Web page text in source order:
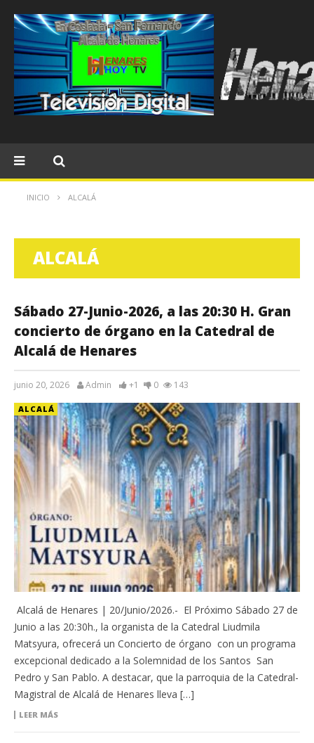
INICIO ALCALÁ
ALCALÁ
Sábado 27-Junio-2026, a las 20:30 H. Gran
concierto de órgano en la Catedral de
Alcalá de Henares
junio 20, 2026 Admin +1 0 143
ALCALÁ
Alcalá de Henares | 20/Junio/2026.- El Próximo Sábado 27 de
Junio a las 20:30h., la organista de la Catedral Liudmila
Matsyura, ofrecerá un Concierto de órgano con un programa
excepcional dedicado a la Solemnidad de los Santos San
Pedro y San Pablo. A destacar, que la parroquia de la Catedral-
Magistral de Alcalá de Henares lleva […]
LEER MÁS